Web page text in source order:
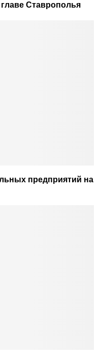
Ставрополья
предприятий на